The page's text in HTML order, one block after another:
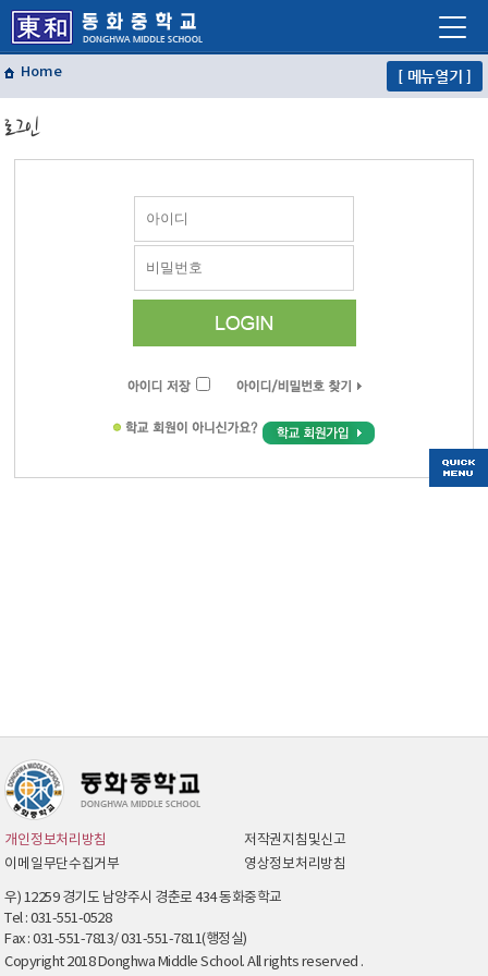
자유학년제
학교혁신
열린마당
Home [ 메뉴열기 ]
로그인
개인정보처리방침
저작권지침및신고
이메일무단수집거부
영상정보처리방침
우) 12259 경기도 남양주시 경춘로 434 동화중학교
Tel : 031-551-0528
Fax : 031-551-7813/ 031-551-7811(행정실)
Copyright 2018 Donghwa Middle School. All rights reserved .